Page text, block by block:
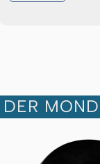
DER